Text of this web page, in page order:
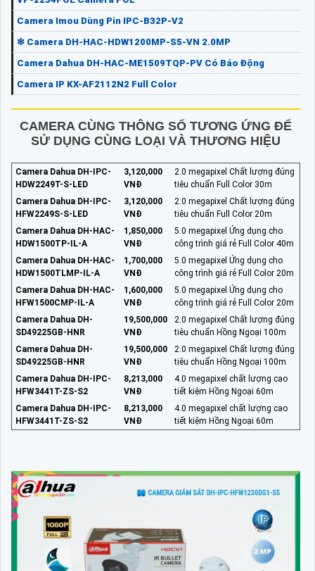
Camera Imou Dùng Pin IPC-B32P-V2
❇ Camera DH-HAC-HDW1200MP-S5-VN 2.0MP
Camera Dahua DH-HAC-ME1509TQP-PV Có Báo Động
Camera IP KX-AF2112N2 Full Color
CAMERA CÙNG THÔNG SỐ TƯƠNG ỨNG ĐỂ
SỬ DỤNG CÙNG LOẠI VÀ THƯƠNG HIỆU
Camera Dahua DH-IPC-
HDW2249T-S-LED
3,120,000
VNĐ
2.0 megapixel Chất lượng đúng
tiêu chuẩn Full Color 30m
Camera Dahua DH-IPC-
HFW2249S-S-LED
3,120,000
VNĐ
2.0 megapixel Chất lượng đúng
tiêu chuẩn Full Color 20m
Camera Dahua DH-HAC-
HDW1500TP-IL-A
1,850,000
VNĐ
5.0 megapixel Ứng dụng cho
công trình giá rẻ Full Color 40m
Camera Dahua DH-HAC-
HDW1500TLMP-IL-A
1,700,000
VNĐ
5.0 megapixel Ứng dụng cho
công trình giá rẻ Full Color 20m
Camera Dahua DH-HAC-
HFW1500CMP-IL-A
1,600,000
VNĐ
5.0 megapixel Ứng dụng cho
công trình giá rẻ Full Color 20m
Camera Dahua DH-
SD49225GB-HNR
19,500,000
VNĐ
2.0 megapixel Chất lượng đúng
tiêu chuẩn Hồng Ngoại 100m
Camera Dahua DH-
SD49225GB-HNR
19,500,000
VNĐ
2.0 megapixel Chất lượng đúng
tiêu chuẩn Hồng Ngoại 100m
Camera Dahua DH-IPC-
HFW3441T-ZS-S2
8,213,000
VNĐ
4.0 megapixel chất lượng cao
tiết kiệm Hồng Ngoại 60m
Camera Dahua DH-IPC-
HFW3441T-ZS-S2
8,213,000
VNĐ
4.0 megapixel chất lượng cao
tiết kiệm Hồng Ngoại 60m